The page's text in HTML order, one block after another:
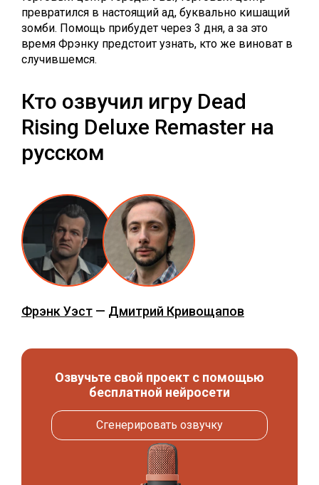
превратился в настоящий ад, буквально кишащий
зомби. Помощь прибудет через 3 дня, а за это
время Фрэнку предстоит узнать, кто же виноват в
случившемся.
Кто озвучил игру Dead
Rising Deluxe Remaster на
русском
Фрэнк Уэст — Дмитрий Кривощапов
Озвучьте свой проект с помощью
бесплатной нейросети
Сгенерировать озвучку